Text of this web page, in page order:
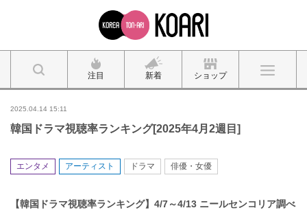
注目 新着 ショップ
2025.04.14 15:11
韓国ドラマ視聴率ランキング[2025年4月2週目]
エンタメ アーティスト ドラマ 俳優・女優
【韓国ドラマ視聴率ランキング】4/7～4/13 ニールセンコリア調べ